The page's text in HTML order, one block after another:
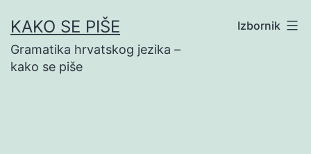
na
sadržaj
KAKO SE PIŠE
Gramatika hrvatskog jezika –
kako se piše
Izbornik